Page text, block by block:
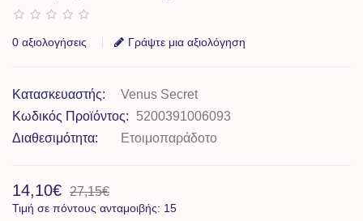
0 αξιολογήσεις Γράψτε μια αξιολόγηση
Κατασκευαστής:
Venus Secret
Κωδικός Προϊόντος:
5200391006093
Διαθεσιμότητα:
Ετοιμοπαράδοτο
14,10€ 27,15€
Τιμή σε πόντους ανταμοιβής: 15